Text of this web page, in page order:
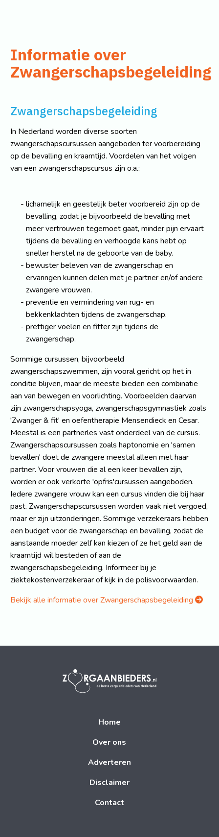
Informatie over
Zwangerschapsbegeleiding
Zwangerschapsbegeleiding
In Nederland worden diverse soorten
zwangerschapscursussen aangeboden ter voorbereiding
op de bevalling en kraamtijd. Voordelen van het volgen
van een zwangerschapscursus zijn o.a.:
lichamelijk en geestelijk beter voorbereid zijn op de
bevalling, zodat je bijvoorbeeld de bevalling met
meer vertrouwen tegemoet gaat, minder pijn ervaart
tijdens de bevalling en verhoogde kans hebt op
sneller herstel na de geboorte van de baby.
bewuster beleven van de zwangerschap en
ervaringen kunnen delen met je partner en/of andere
zwangere vrouwen.
preventie en vermindering van rug- en
bekkenklachten tijdens de zwangerschap.
prettiger voelen en fitter zijn tijdens de
zwangerschap.
Sommige cursussen, bijvoorbeeld
zwangerschapszwemmen, zijn vooral gericht op het in
conditie blijven, maar de meeste bieden een combinatie
aan van bewegen en voorlichting. Voorbeelden daarvan
zijn zwangerschapsyoga, zwangerschapsgymnastiek zoals
'Zwanger & fit' en oefentherapie Mensendieck en Cesar.
Meestal is een partnerles vast onderdeel van de cursus.
Zwangerschapscursussen zoals haptonomie en 'samen
bevallen' doet de zwangere meestal alleen met haar
partner. Voor vrouwen die al een keer bevallen zijn,
worden er ook verkorte 'opfris'cursussen aangeboden.
Iedere zwangere vrouw kan een cursus vinden die bij haar
past. Zwangerschapscursussen worden vaak niet vergoed,
maar er zijn uitzonderingen. Sommige verzekeraars hebben
een budget voor de zwangerschap en bevalling, zodat de
aanstaande moeder zelf kan kiezen of ze het geld aan de
kraamtijd wil besteden of aan de
zwangerschapsbegeleiding. Informeer bij je
ziektekostenverzekeraar of kijk in de polisvoorwaarden.
Bekijk alle informatie over Zwangerschapsbegeleiding
Home
Over ons
Adverteren
Disclaimer
Contact